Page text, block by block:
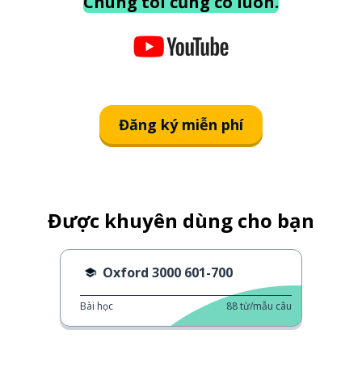
Đăng ký miễn phí
Được khuyên dùng cho bạn
Oxford 3000 601-700
Bài học 88từ/mẫu câu